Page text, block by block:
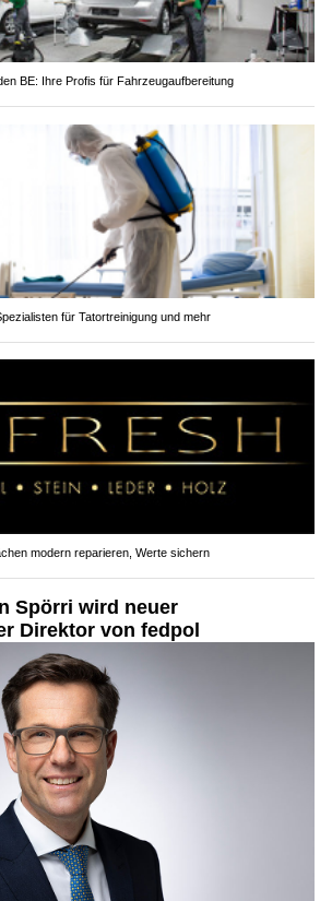
BE: Ihre Profis für Fahrzeugaufbereitung
für Tatortreinigung und mehr
modern reparieren, Werte sichern
Spörri wird neuer
Direktor von fedpol